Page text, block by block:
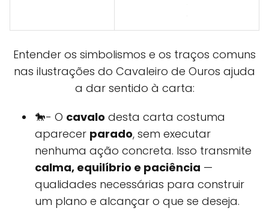
Entender os simbolismos e os traços comuns
nas ilustrações do Cavaleiro de Ouros ajuda
a dar sentido à carta:
🐎- O cavalo desta carta costuma
aparecer parado, sem executar
nenhuma ação concreta. Isso transmite
calma, equilíbrio e paciência —
qualidades necessárias para construir
um plano e alcançar o que se deseja.